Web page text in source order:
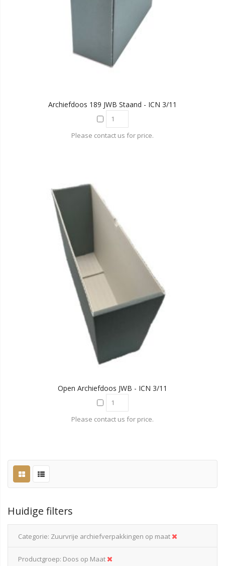
Archiefdoos 189 JWB Staand - ICN 3/11
Please contact us for price.
Open Archiefdoos JWB - ICN 3/11
Please contact us for price.
Huidige filters
Categorie Zuurvrije archiefverpakkingen op maat
Productgroep Doos op Maat